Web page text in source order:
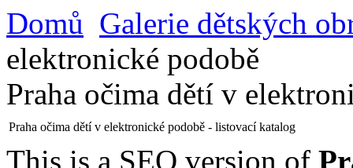
Domů Galerie dětských
elektronické podobě
Praha očima dětí v
Praha očima dětí v elektronické podobě - listovací katalog
This is a SEO version of